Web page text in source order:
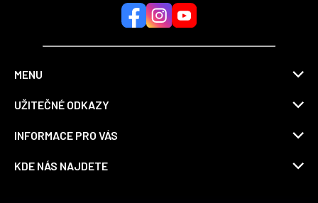
MENU
UŽITEČNÉ ODKAZY
INFORMACE PRO VÁS
KDE NÁS NAJDETE